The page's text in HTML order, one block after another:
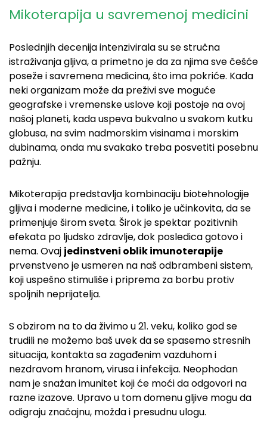
Mikoterapija u savremenoj medicini
Poslednjih decenija intenzivirala su se stručna
istraživanja gljiva, a primetno je da za njima sve češće
poseže i savremena medicina, što ima pokriće. Kada
neki organizam može da preživi sve moguće
geografske i vremenske uslove koji postoje na ovoj
našoj planeti, kada uspeva bukvalno u svakom kutku
globusa, na svim nadmorskim visinama i morskim
dubinama, onda mu svakako treba posvetiti posebnu
pažnju.
Mikoterapija predstavlja kombinaciju biotehnologije
gljiva i moderne medicine, i toliko je učinkovita, da se
primenjuje širom sveta. Širok je spektar pozitivnih
efekata po ljudsko zdravlje, dok posledica gotovo i
nema. Ovaj jedinstveni oblik imunoterapije
prvenstveno je usmeren na naš odbrambeni sistem,
koji uspešno stimuliše i priprema za borbu protiv
spoljnih neprijatelja.
S obzirom na to da živimo u 21. veku, koliko god se
trudili ne možemo baš uvek da se spasemo stresnih
situacija, kontakta sa zagađenim vazduhom i
nezdravom hranom, virusa i infekcija. Neophodan
nam je snažan imunitet koji će moći da odgovori na
razne izazove. Upravo u tom domenu gljive mogu da
odigraju značajnu, možda i presudnu ulogu.